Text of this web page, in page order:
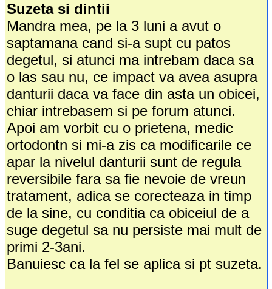
Suzeta si dintii
Mandra mea, pe la 3 luni a avut o
saptamana cand si-a supt cu patos
degetul, si atunci ma intrebam daca sa
o las sau nu, ce impact va avea asupra
danturii daca va face din asta un obicei,
chiar intrebasem si pe forum atunci.
Apoi am vorbit cu o prietena, medic
ortodontn si mi-a zis ca modificarile ce
apar la nivelul danturii sunt de regula
reversibile fara sa fie nevoie de vreun
tratament, adica se corecteaza in timp
de la sine, cu conditia ca obiceiul de a
suge degetul sa nu persiste mai mult de
primi 2-3ani.
Banuiesc ca la fel se aplica si pt suzeta.